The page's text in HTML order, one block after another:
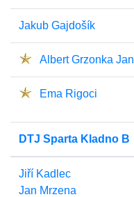
Jakub Gajdošík
Albert Grzonka Jan
Ema Rigoci
DTJ Sparta Kladno B
Jiří Kadlec
Jan Mrzena